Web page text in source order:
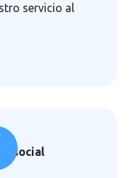
servicio al
social